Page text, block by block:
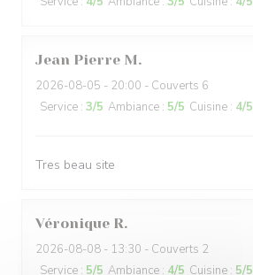
Jean Pierre M
2026-08-05 - 20:00 - Couverts 6
Service : 3/5 Ambiance : 5/5 Cuisine : 4/5
Tres beau site
Véronique R
2026-08-08 - 13:30 - Couverts 2
Service : 5/5 Ambiance : 4/5 Cuisine : 5/5